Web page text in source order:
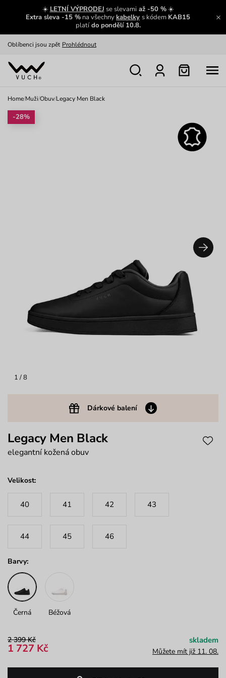
☀️ LETNÍ VÝPRODEJ se slevamiaž -50 %☀️
Extra sleva -15 % na všechnykabelky s kódem KAB15
platído pondělí 10.8.
Zajímavosti ze světa Vuch:
Zobrazit
Oblíbenci jsou zpět Prohlédnout
Nech se inspirovat
Home/Muži/Obuv/Legacy Men Black
1 / 8
Dárkové balení
-28%
Legacy Men Black
elegantní kožená obuv
Velikost:
40 41 42 43
44 45 46
Barvy:
Černá Béžová
2 399 Kč
1 727 Kč
skladem
Můžete mít již 11. 08.